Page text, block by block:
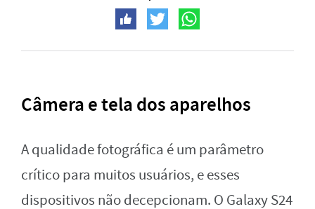
Câmera e tela dos aparelhos
A qualidade fotográfica é um parâmetro
crítico para muitos usuários, e esses
dispositivos não decepcionam. O Galaxy S24